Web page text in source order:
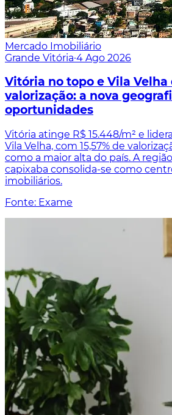
Mercado Imobiliário
Grande Vitória·4 Ago 2026
Vitória no topo e Vila Velha
valorização: a nova
oportunidades
Vitória atinge R$ 15.448/m² e
Vila Velha, com 15,57% de
como a maior alta do país. A
capixaba consolida-se como
imobiliários.
Fonte: Exame